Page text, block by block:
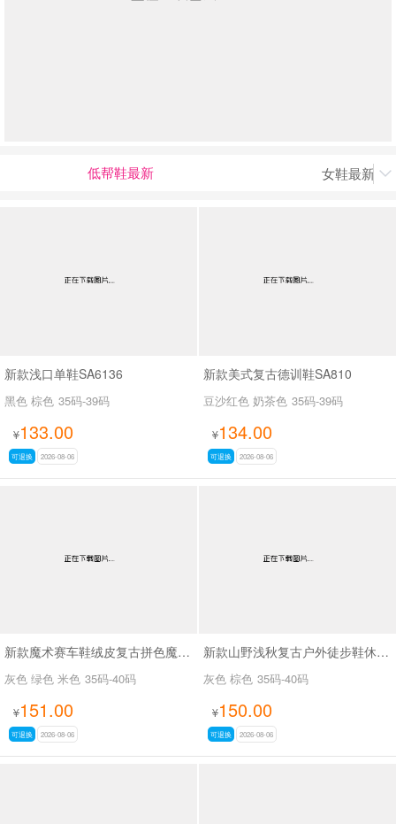
低帮鞋最新 女鞋最新上

新款浅口单鞋SA6136
黑色 棕色 35码-39码
¥133.00
可退换 2026-08-06
新款美式复古德训鞋SA810
豆沙红色 奶茶色 35码-39码
¥134.00
可退换 2026-08-06
新款魔术赛车鞋绒皮复古拼色魔术贴德训休闲鞋SA8040
灰色 绿色 米色 35码-40码
¥151.00
可退换 2026-08-06
新款山野浅秋复古户外徒步鞋休闲鞋SA37028
灰色 棕色 35码-40码
¥150.00
可退换 2026-08-06